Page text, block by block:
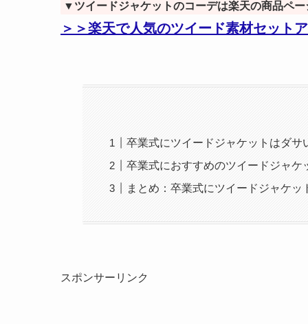
▼ツイードジャケットのコーデは楽天の商品ペ
＞＞楽天で人気のツイード素材セット
卒業式にツイードジャケットはダサ
卒業式におすすめのツイードジャケ
まとめ：卒業式にツイードジャケ
スポンサーリンク